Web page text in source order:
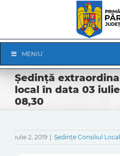
Navigation
MENIU
Ședință
local în data 03
08,30
iulie 2, 2019 Ședințe Consiliul Local